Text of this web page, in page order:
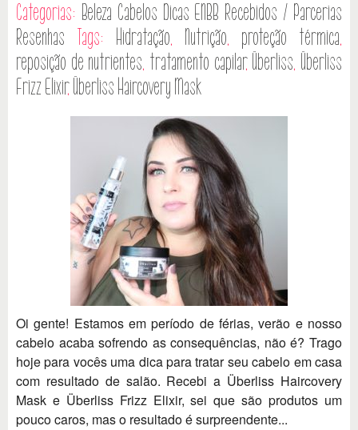
Categorias: Beleza Cabelos Dicas ENBB Recebidos / Parcerias
Resenhas Tags: Hidratação, Nutrição, proteção térmica,
reposição de nutrientes, tratamento capilar, Überliss, Überliss
Frizz Elixir,Überliss Haircovery Mask
Oi gente! Estamos em período de férias, verão e nosso
cabelo acaba sofrendo as consequências, não é? Trago
hoje para vocês uma dica para tratar seu cabelo em casa
com resultado de salão. Recebi a Überliss Haircovery
Mask e Überliss Frizz Elixir, sei que são produtos um
pouco caros, mas o resultado é surpreendente...